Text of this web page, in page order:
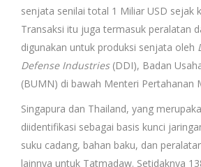
senjata senilai total 1 Miliar USD sejak
Transaksi itu juga termasuk peralatan
digunakan untuk produksi senjata oleh
Defense Industries(DDI), Badan
(BUMN) di bawah Menteri Pertahanan
Singapura dan Thailand, yang
diidentifikasi sebagai basis kunci
suku cadang, bahan baku, dan
lainnya untuk Tatmadaw. Setidaknya